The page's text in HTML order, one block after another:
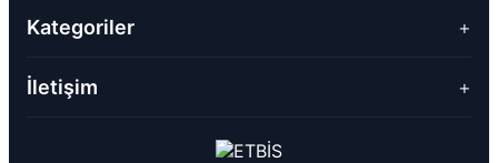
Kategoriler +
İletişim +